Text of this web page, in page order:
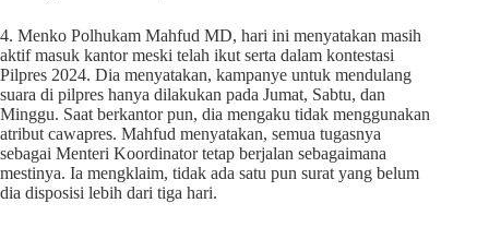
4. Menko Polhukam Mahfud MD, hari ini menyatakan masih
aktif masuk kantor meski telah ikut serta dalam kontestasi
Pilpres 2024. Dia menyatakan, kampanye untuk mendulang
suara di pilpres hanya dilakukan pada Jumat, Sabtu, dan
Minggu. Saat berkantor pun, dia mengaku tidak menggunakan
atribut cawapres. Mahfud menyatakan, semua tugasnya
sebagai Menteri Koordinator tetap berjalan sebagaimana
mestinya. Ia mengklaim, tidak ada satu pun surat yang belum
dia disposisi lebih dari tiga hari.